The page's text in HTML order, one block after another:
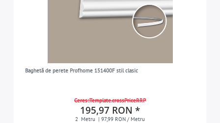
Baghetă de perete Profhome 151400F stil clasic
Ceres::Template.crossPriceRRP
195,97 RON *
2 Metru | 97,99 RON / Metru